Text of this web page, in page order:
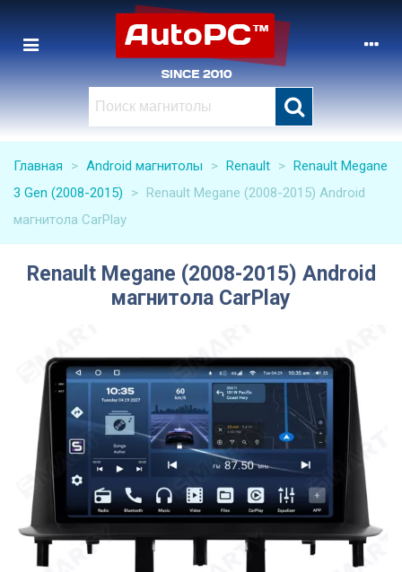
Главная > Android магнитолы > Renault > Renault Megane
3 Gen (2008-2015)
> Renault Megane (2008-2015) Android
магнитола CarPlay
Renault Megane (2008-2015) Android
магнитола CarPlay